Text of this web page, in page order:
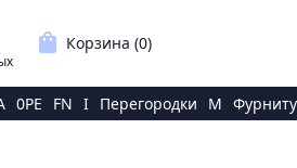
shopping_bag Корзина (0)
0PE FN I Перегородки M